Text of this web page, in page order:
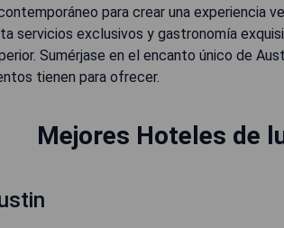
para crear una experiencia
servicios exclusivos y gastronomía
Sumérjase en el encanto único de
tienen para ofrecer.
Mejores Hoteles de